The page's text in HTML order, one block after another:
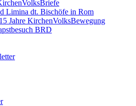
Limina dt. Bischöfe in Rom
Jahre KirchenVolksBewegung
BRD